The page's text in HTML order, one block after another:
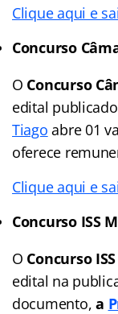
Clique aqui e
Concurso
O Concurso
edital
Tiago abre 01
oferece
Clique aqui e
Concurso ISS
O Concurso
edital na
documento,a